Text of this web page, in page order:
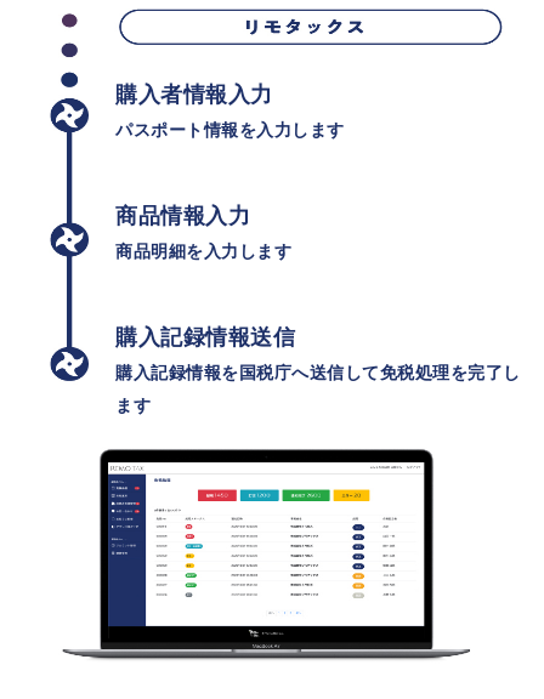
購入者情報入力
パスポート情報を入力します
商品情報入力
商品明細を入力します
購入記録情報送信
購入記録情報を国税庁へ送信して免税処理を完了し
ます